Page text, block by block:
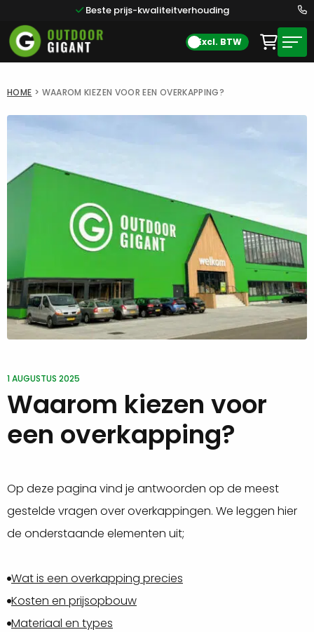
Beste prijs-kwaliteitverhouding
Excl. BTW
HOME > WAAROM KIEZEN VOOR EEN OVERKAPPING?
1 AUGUSTUS 2025
Waarom kiezen voor
een overkapping?
Op deze pagina vind je antwoorden op de meest
gestelde vragen over overkappingen. We leggen hier
de onderstaande elementen uit;
Wat is een overkapping precies
Kosten en prijsopbouw
Materiaal en types